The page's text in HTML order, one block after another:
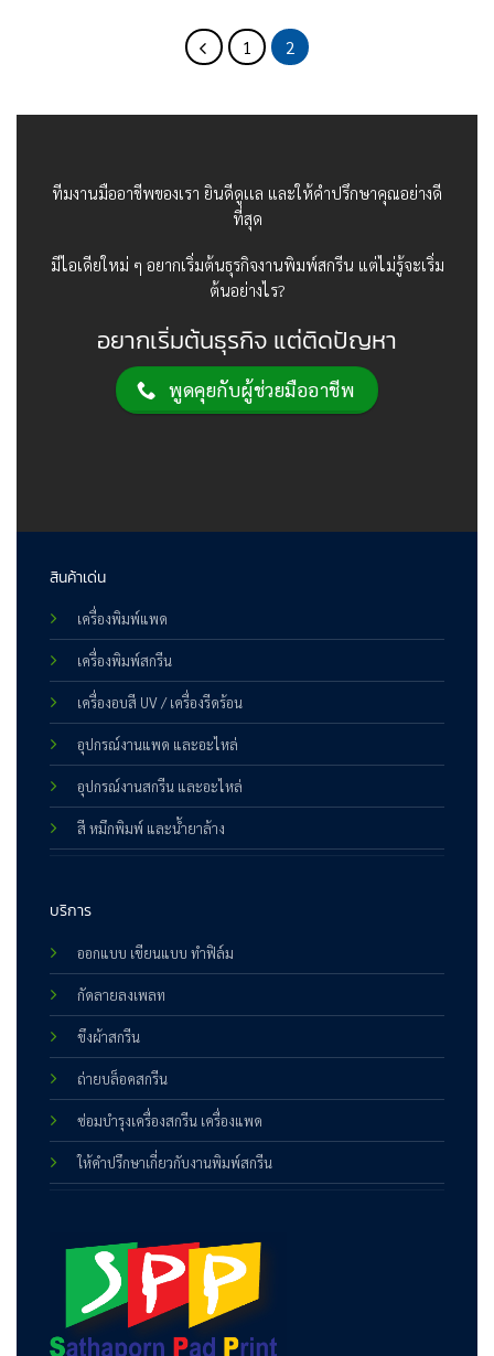
1 2
ทีมงานมืออาชีพของเรา ยินดีดูเเล และให้คำปรึกษาคุณอย่างดี
ที่สุด
มีไอเดียใหม่ ๆ อยากเริ่มต้นธุรกิจงานพิมพ์สกรีน แต่ไม่รู้จะเริ่ม
ต้นอย่างไร?
อยากเริ่มต้นธุรกิจ แต่ติดปัญหา
พูดคุยกับผู้ช่วยมืออาชีพ
สินค้าเด่น
เครื่องพิมพ์แพด
เครื่องพิมพ์สกรีน
เครื่องอบสี UV / เครื่องรีดร้อน
อุปกรณ์งานแพด และอะไหล่
อุปกรณ์งานสกรีน และอะไหล่
สี หมึกพิมพ์ และน้ำยาล้าง
บริการ
ออกแบบ เขียนแบบ ทำฟิล์ม
กัดลายลงเพลท
ขึงผ้าสกรีน
ถ่ายบล็อคสกรีน
ซ่อมบำรุงเครื่องสกรีน เครื่องแพด
ให้คำปรึกษาเกี่ยวกับงานพิมพ์สกรีน